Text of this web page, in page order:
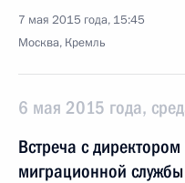
7 мая 2015 года, 15:45
Москва, Кремль
6 мая 2015 года,
Встреча с
миграционной